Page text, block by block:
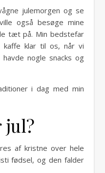
julemorgen og se
også besøge mine
tæt på. Min bedstefar
kaffe klar til os, når vi
nogle snacks og
i dag med min
jul?
af kristne over hele
fødsel, og den falder